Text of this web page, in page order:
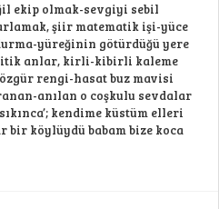
ekip olmak-sevgiyi sebil
şiir matematik işi-yüce
yüreğinin götürdüğü yere
yitik anlar, kirli-kibirli kaleme
rengi-hasat buz mavisi
anılan o coşkulu sevdalar
kendime küstüm elleri
bir köylüydü babam bize koca